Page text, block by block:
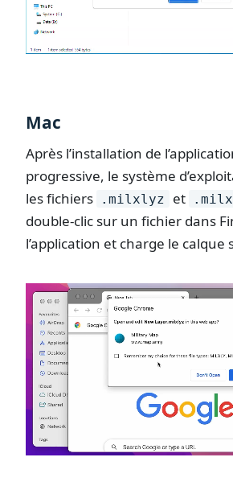
Mac
Après l’installation de
progressive, le système
les fichiers
.milxlyz et
double-clic sur un fichier dans
l’application et charge le calque